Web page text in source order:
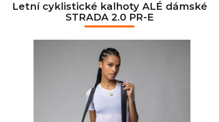
Letní cyklistické kalhoty ALÉ dámské
STRADA 2.0 PR-E